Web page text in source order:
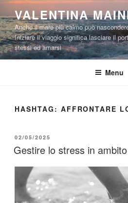
Salta
al
contenuto
VALENTINA
Anche il mare più calmo può
Iniziare il viaggio significa lasciare il
stessi ed amarsi
Menu
HASHTAG: AFFRONTARE
PUBBLICATO
IL
02/05/2025
Gestire lo stress in